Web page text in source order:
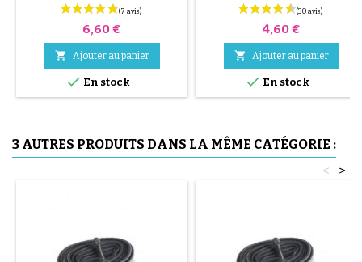
Prix
6,60 €
 Ajouter au panier
 En stock
de haute qualité, couleur
aléatoire, noir, rouge, vert,
jaune et bleu ou 3 pièces en
acier ( gris ) Le montage du
uniquement à la main, cela évite
de percer la chambre à air.
Prix
4,60 €
 Ajouter au panier
 En stock
3 AUTRES PRODUITS DANS LA MÊME CATÉGORIE :
>
<